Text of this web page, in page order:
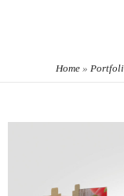
Home»